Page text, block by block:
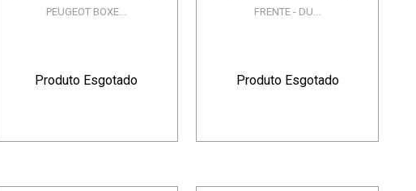
PEUGEOT BOXE...
Produto Esgotado
FRENTE - DU...
Produto Esgotado